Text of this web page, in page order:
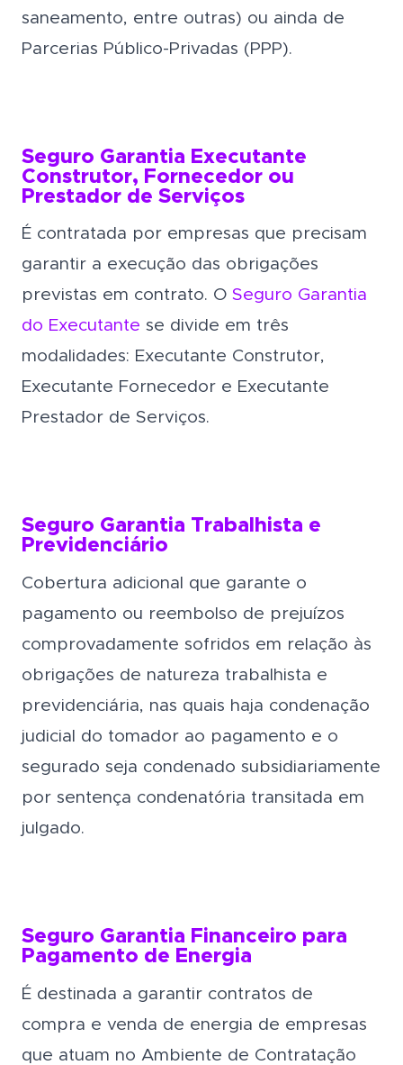
saneamento, entre outras) ou ainda de
Parcerias Público-Privadas (PPP).
Seguro Garantia Executante
Construtor, Fornecedor ou
Prestador de Serviços
É contratada por empresas que precisam
garantir a execução das obrigações
previstas em contrato. O Seguro Garantia
do Executante se divide em três
modalidades: Executante Construtor,
Executante Fornecedor e Executante
Prestador de Serviços.
Seguro Garantia Trabalhista e
Previdenciário
Cobertura adicional que garante o
pagamento ou reembolso de prejuízos
comprovadamente sofridos em relação às
obrigações de natureza trabalhista e
previdenciária, nas quais haja condenação
judicial do tomador ao pagamento e o
segurado seja condenado subsidiariamente
por sentença condenatória transitada em
julgado.
Seguro Garantia Financeiro para
Pagamento de Energia
É destinada a garantir contratos de
compra e venda de energia de empresas
que atuam no Ambiente de Contratação